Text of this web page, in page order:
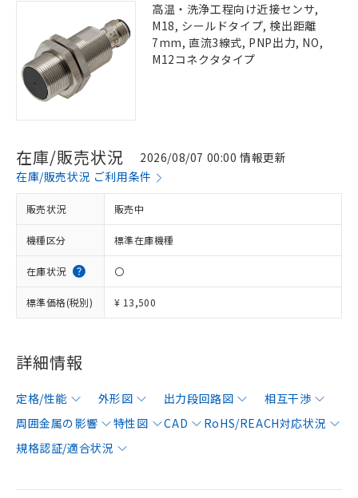
高温・洗浄工程向け近接センサ,
M18, シールドタイプ, 検出距離
7mm, 直流3線式, PNP出力, NO,
M12コネクタタイプ
在庫/販売状況
2026/08/07 00:00 情報更新
在庫/販売状況 ご利用条件
販売状況 販売中
機種区分 標準在庫機種
在庫状況 〇
標準価格(税別) ¥ 13,500
詳細情報
定格/性能 外形図 出力段回路図
相互干渉
周囲金属の影響
特性図 CAD
RoHS/REACH対応状況
規格認証/適合状況